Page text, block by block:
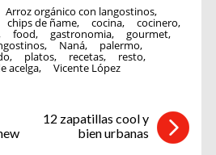
Arroz orgánico con langostinos,
chips de ñame, cocina, cocinero,
food, gastronomia, gourmet,
, Naná, palermo,
, platos, recetas, resto,
acelga,
Vicente López
12 zapatillas cool y
bien urbanas